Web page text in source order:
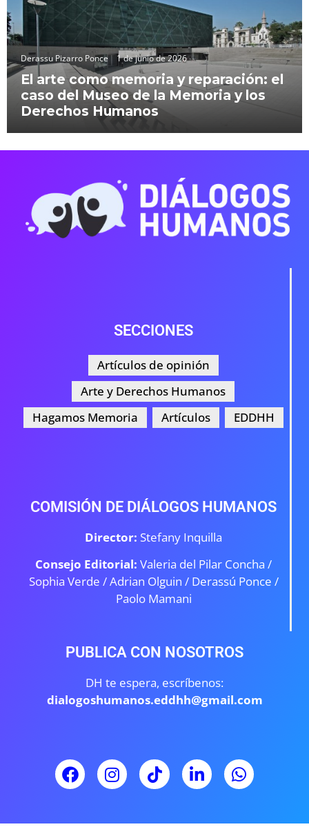
Derassu Pizarro Ponce 1 de junio de 2026
El arte como memoria y reparación: el
caso del Museo de la Memoria y los
Derechos Humanos
SECCIONES
Artículos de opinión
Arte y Derechos Humanos
Hagamos Memoria
Artículos EDDHH
COMISIÓN DE DIÁLOGOS HUMANOS
Director: Stefany Inquilla
Consejo Editorial: Valeria del Pilar Concha /
Sophia Verde /Adrian Olguin / Derassú Ponce /
Paolo Mamani
PUBLICA CON NOSOTROS
DH te espera, escríbenos:
dialogoshumanos.eddhh@gmail.com